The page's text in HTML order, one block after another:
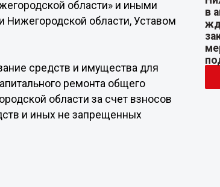
области» и иными
области, Уставом
средств и имущества для
ремонта общего
области за счет взносов
и иных не запрещенных